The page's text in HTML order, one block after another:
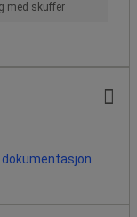
med skuffer